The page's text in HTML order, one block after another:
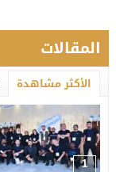
المقالات
الأكثر مشاهدة
1